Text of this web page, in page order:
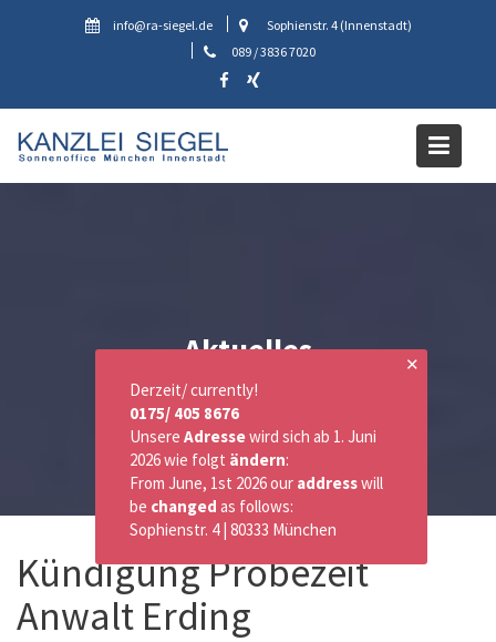
info@ra-siegel.de
Sophienstr. 4 (Innenstadt)
089 / 3836 7020
Aktuelles
Kündigung Probezeit
Anwalt Erding
✕
Derzeit/ currently!
0175/ 405 8676
Unsere Adressewird sich ab 1. Juni
2026 wie folgt ändern:
From June, 1st 2026 our addresswill
be changed as follows:
Sophienstr. 4 | 80333 München